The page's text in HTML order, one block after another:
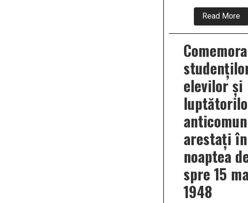
Read More
7
–
s-
a
a
elevilor și
arestați în
noaptea
spre 15
1948